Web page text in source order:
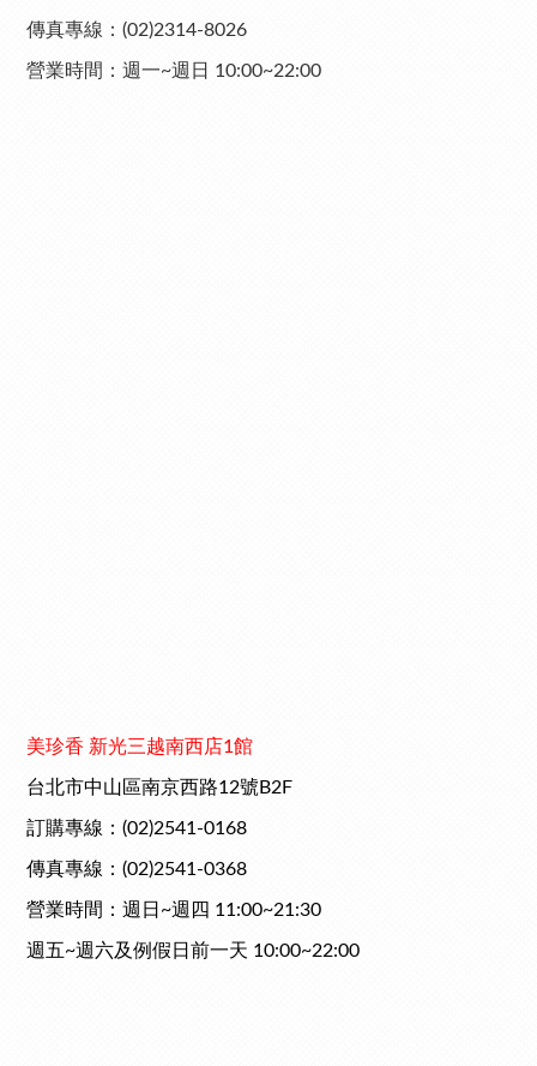
傳真專線：(02)2314-8026
營業時間：週一~週日 10:00~22:00
美珍香 新光三越南西店1館
台北市中山區南京西路12號B2F
訂購專線：(02)2541-0168
傳真專線：(02)2541-0368
營業時間：週日~週四 11:00~21:30
週五~週六及例假日前一天 10:00~22:00